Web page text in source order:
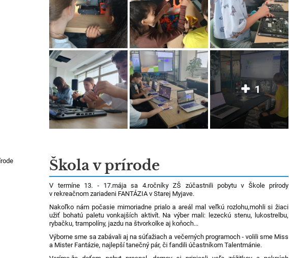
1
Škola v prírode
V termíne 13. - 17.mája sa 4.ročníky ZŠ zúčastnili pobytu v Škole prírody
v rekreačnom zariadeni FANTÁZIA v Starej Myjave.
Nakoľko nám počasie mimoriadne prialo a areál mal veľkú rozlohu,mohli si žiaci
užiť bohatú paletu vonkajších aktivít. Na výber mali: lezeckú stenu, lukostrelbu,
rybačku, trampolíny, jazdu na štvorkolke aj koňoch...
Výborne sme sa zabávali aj na súťažiach a večerných programoch - volili sme Miss
a Mister Fantázie, najlepší tanečný pár, či fandili účastníkom Talentmánie.